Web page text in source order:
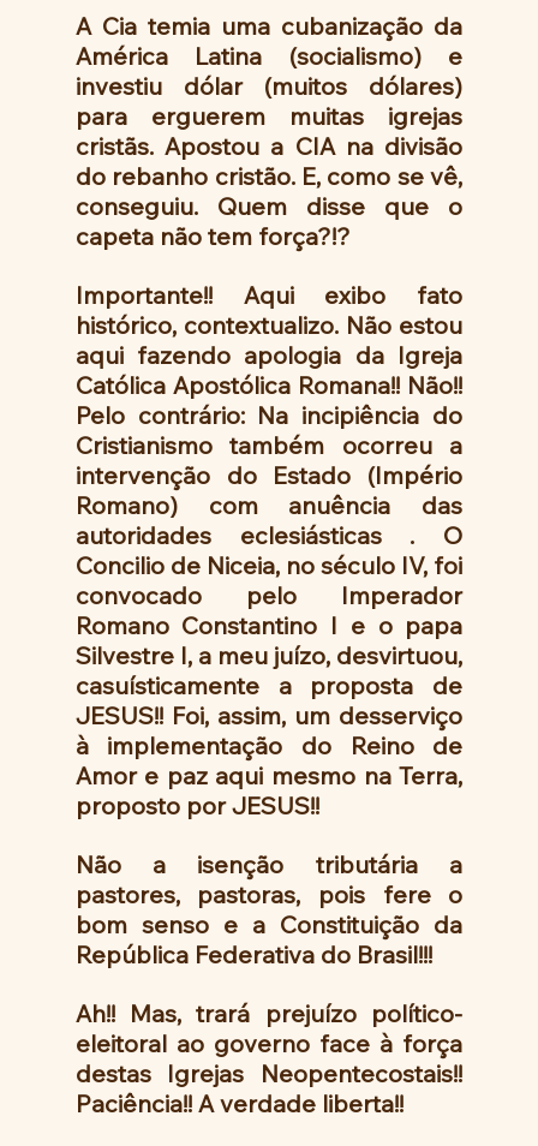
A Cia temia uma cubanização da
América Latina (socialismo) e
investiu dólar (muitos dólares)
para erguerem muitas igrejas
cristãs. Apostou a CIA na divisão
do rebanho cristão. E, como se vê,
conseguiu. Quem disse que o
capeta não tem força?!?
Importante!! Aqui exibo fato
histórico, contextualizo. Não estou
aqui fazendo apologia da Igreja
Católica Apostólica Romana!! Não!!
Pelo contrário: Na incipiência do
Cristianismo também ocorreu a
intervenção do Estado (Império
Romano) com anuência das
autoridades eclesiásticas . O
Concilio de Niceia, no século IV, foi
convocado pelo Imperador
Romano Constantino I e o papa
Silvestre I, a meu juízo, desvirtuou,
casuísticamente a proposta de
JESUS!! Foi, assim, um desserviço
à implementação do Reino de
Amor e paz aqui mesmo na Terra,
proposto por JESUS!!
Não a isenção tributária a
pastores, pastoras, pois fere o
bom senso e a Constituição da
República Federativa do Brasil!!!
Ah!! Mas, trará prejuízo político-
eleitoral ao governo face à força
destas Igrejas Neopentecostais!!
Paciência!! A verdade liberta!!